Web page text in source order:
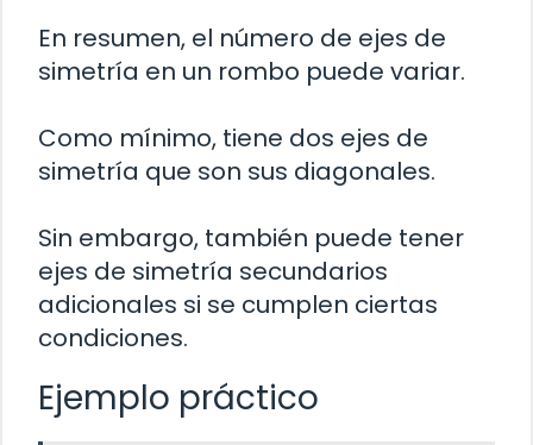
En resumen, el número de ejes de
simetría en un rombo puede variar.
Como mínimo, tiene dos ejes de
simetría que son sus diagonales.
Sin embargo, también puede tener
ejes de simetría secundarios
adicionales si se cumplen ciertas
condiciones.
Ejemplo práctico